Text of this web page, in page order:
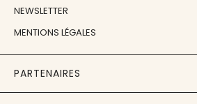
NEWSLETTER
MENTIONS LÉGALES
PARTENAIRES